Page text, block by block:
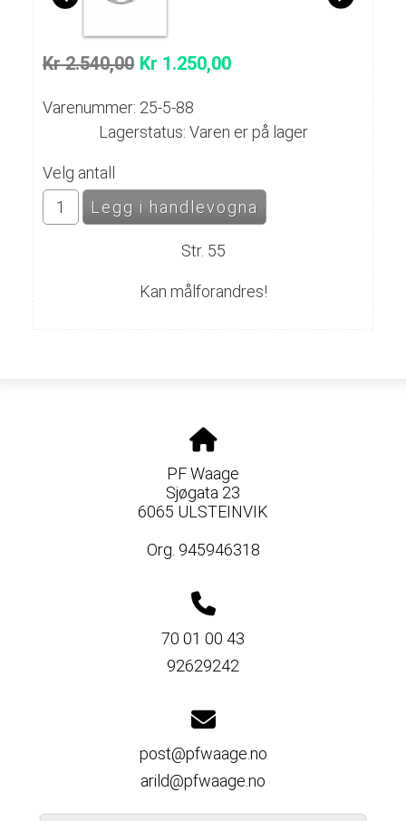
Kr 2.540,00 Kr 1.250,00
Varenummer: 25-5-88
Lagerstatus: Varen er på lager
Velg antall
Str. 55
Kan målforandres!
PF Waage
Sjøgata 23
6065 ULSTEINVIK
Org. 945946318
70 01 00 43
92629242
post@pfwaage.no
arild@pfwaage.no